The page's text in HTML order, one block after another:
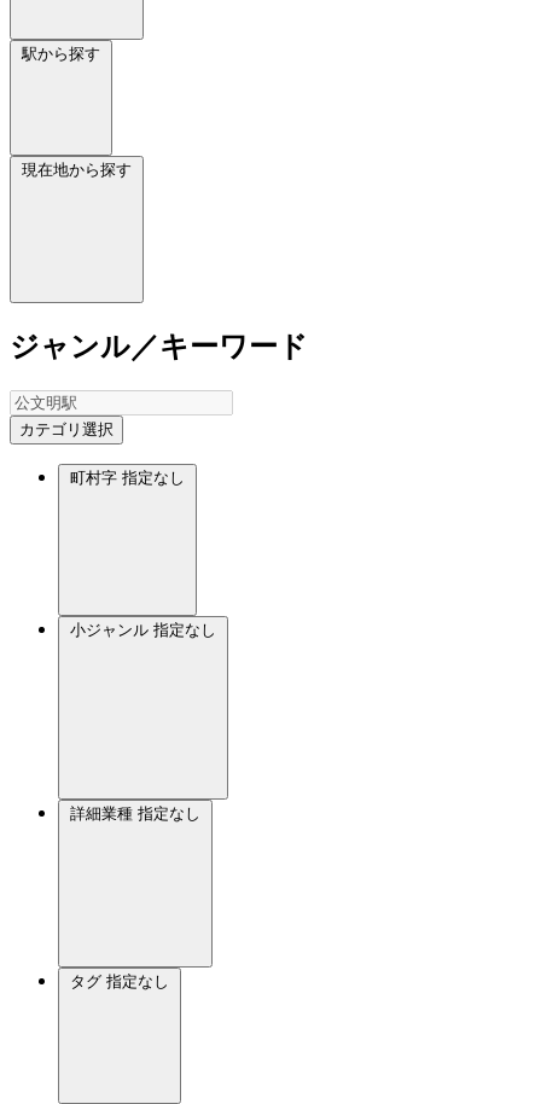
駅から探す
現在地から探す
ジャンル／キーワード
カテゴリ選択
町村字 指定なし
小ジャンル 指定なし
詳細業種 指定なし
タグ 指定なし